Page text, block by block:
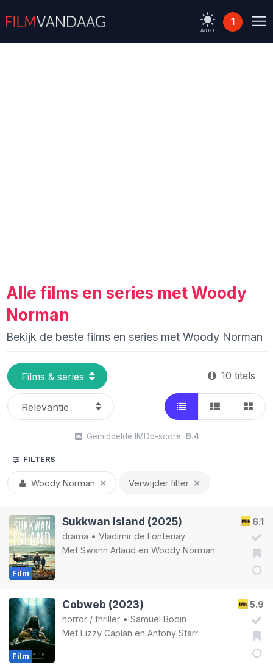
AUTO
1
Alle films en series met Woody
Norman
Bekijk de beste films en series met Woody Norman
10 titels
Gemiddelde IMDb-score: 6.4
FILTERS
Woody Norman ✕ Verwijder filter ✕
Film
6.1
Sukkwan Island (2025)
drama • Vladimir de Fontenay
Met Swann Arlaud en Woody Norman
Film
5.9
Cobweb (2023)
horror / thriller • Samuel Bodin
Met Lizzy Caplan en Antony Starr